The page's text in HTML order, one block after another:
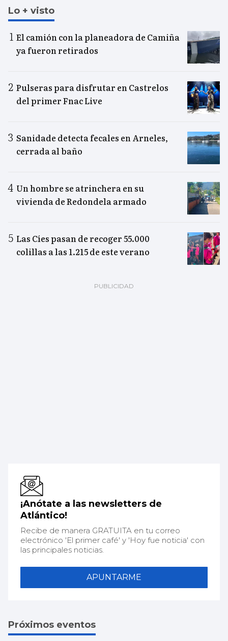
Lo + visto
El camión con la planeadora de Camiña
ya fueron retirados
Pulseras para disfrutar en Castrelos
del primer Fnac Live
Sanidade detecta fecales en Arneles,
cerrada al baño
Un hombre se atrinchera en su
vivienda de Redondela armado
Las Cíes pasan de recoger 55.000
colillas a las 1.215 de este verano
¡Anótate a las newsletters de
Atlántico!
Recibe de manera GRATUITA en tu correo
electrónico 'El primer café' y 'Hoy fue noticia' con
las principales noticias.
APUNTARME
Próximos eventos